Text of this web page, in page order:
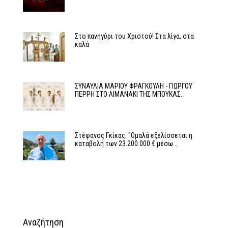
Στο πανηγύρι του Χριστού! Στα λίγα, στα
καλά
ΣΥΝΑΥΛΙΑ ΜΑΡΙΟΥ ΦΡΑΓΚΟΥΛΗ - ΓΙΩΡΓΟΥ
ΠΕΡΡΗ ΣΤΟ ΛΙΜΑΝΑΚΙ ΤΗΣ ΜΠΟΥΚΑΣ…
Στέφανος Γκίκας: "Ομαλά εξελίσσεται η
καταβολή των 23.200.000 € μέσω…
Αναζήτηση